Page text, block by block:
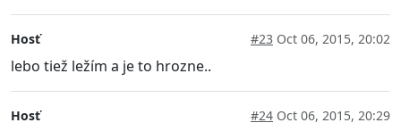
Hosť #23 Oct 06, 2015, 20:02
lebo tiež ležím a je to hrozne..
Hosť #24 Oct 06, 2015, 20:29